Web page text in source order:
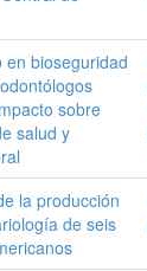
en bioseguridad
sobre
salud y
la producción
de seis